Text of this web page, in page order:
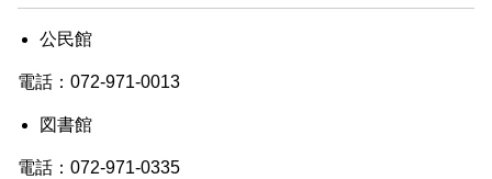
公民館
電話：072-971-0013
図書館
電話：072-971-0335